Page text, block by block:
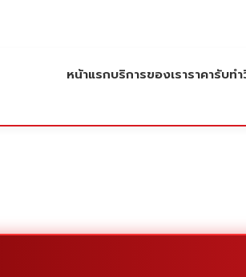
หน้าแรกบริการของเราราคารับท